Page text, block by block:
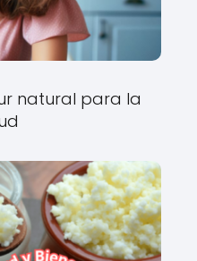
natural para la